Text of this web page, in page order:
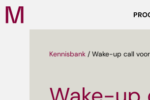
Media
Campus
Kennisbank / Wake-up call voor